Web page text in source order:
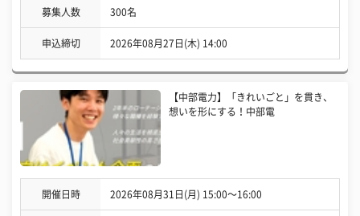
募集人数 300名
申込締切 2026年08月27日(木) 14:00
【中部電力】「きれいごと」を貫き、
想いを形にする！中部電
開催日時 2026年08月31日(月) 15:00〜16:00